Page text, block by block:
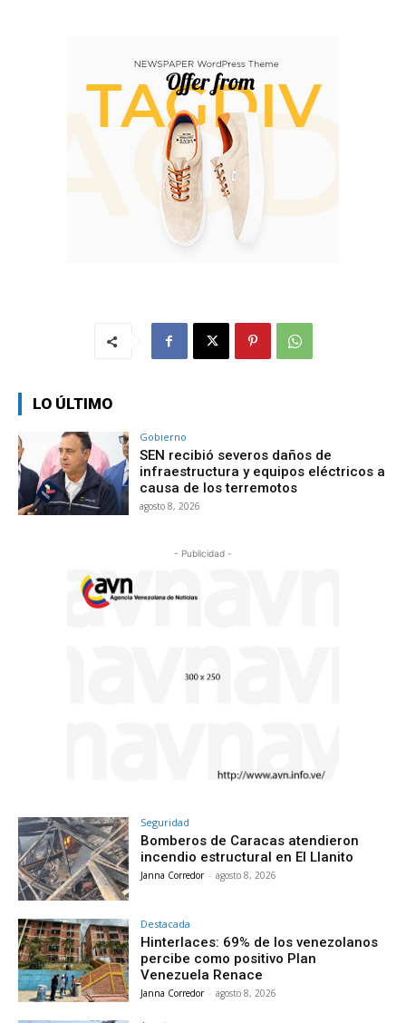
LO ÚLTIMO
Gobierno
SEN recibió severos daños de
infraestructura y equipos eléctricos a
causa de los terremotos
agosto 8, 2026
- Publicidad -
Seguridad
Bomberos de Caracas atendieron
incendio estructural en El Llanito
Janna Corredor - agosto 8, 2026
Destacada
Hinterlaces: 69% de los venezolanos
percibe como positivo Plan
Venezuela Renace
Janna Corredor - agosto 8, 2026